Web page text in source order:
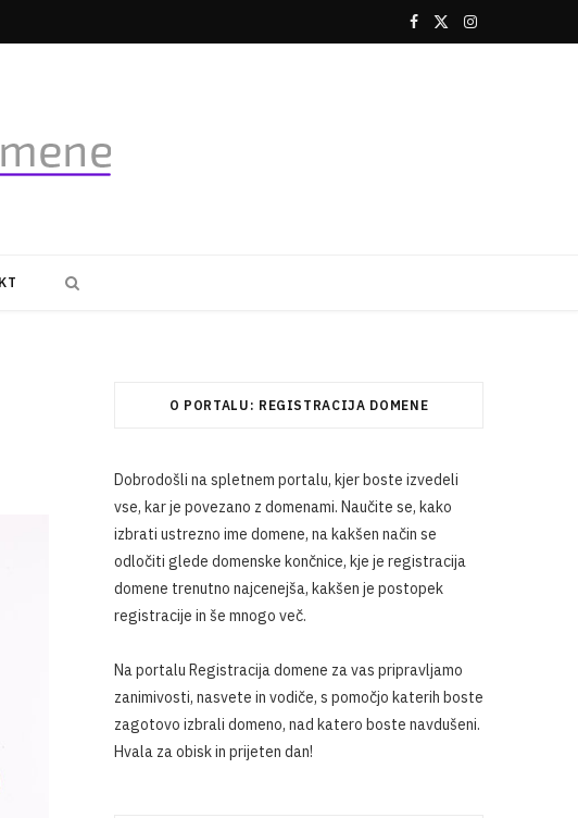
F I
O PORTALU: REGISTRACIJA DOMENE
Dobrodošli na spletnem portalu, kjer boste izvedeli
vse, kar je povezano z domenami. Naučite se, kako
izbrati ustrezno ime domene, na kakšen način se
odločiti glede domenske končnice, kje je registracija
domene trenutno najcenejša, kakšen je postopek
registracije in še mnogo več.
Na portalu Registracija domene za vas pripravljamo
zanimivosti, nasvete in vodiče, s pomočjo katerih boste
zagotovo izbrali domeno, nad katero boste navdušeni.
Hvala za obisk in prijeten dan!